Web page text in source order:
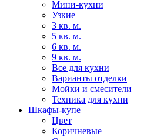
Мини-кухни
Узкие
3 кв. м.
5 кв. м.
6 кв. м.
9 кв. м.
Все для кухни
Варианты отделки
Мойки и смесители
Техника для кухни
Шкафы-купе
Цвет
Коричневые